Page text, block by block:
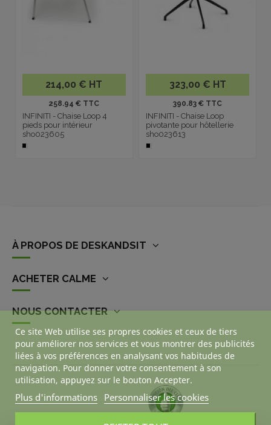
214,00 € HT
258.94 € TTC
INFINITI - Chaise Loop 4
pieds pour intérieur
sho023605
323,00 € HT
390.83 € TTC
INFINITI - Chaise Loop
pivotante pour hôtellerie
sho023613
À PROPOS DE DESKANDSIT
ACHETER CALME
NOUS CONTACTER
Ce site Web utilise ses propres cookies et ceux de tiers
pour améliorer nos services et vous montrer des publicités
liées à vos préférences en analysant vos habitudes de
navigation. Pour donner votre consentement à son
utilisation, appuyez sur le bouton Accepter.
Plus d'informations Personnaliser les cookies